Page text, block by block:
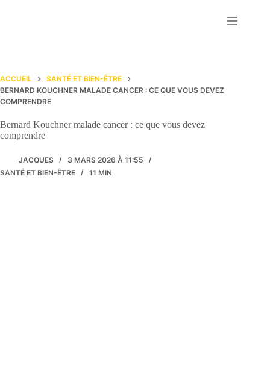
ACCUEIL
SANTÉ ET BIEN-ÊTRE
BERNARD KOUCHNER MALADE CANCER : CE QUE VOUS DEVEZ
COMPRENDRE
Bernard Kouchner malade cancer : ce que vous devez
comprendre
JACQUES
3 MARS 2026 À 11:55
SANTÉ ET BIEN-ÊTRE
11 MIN